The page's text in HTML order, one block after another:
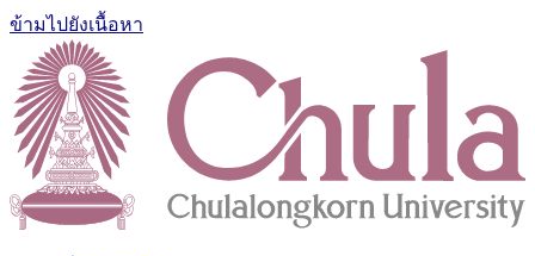
ข้ามไปยังเนื้อหา